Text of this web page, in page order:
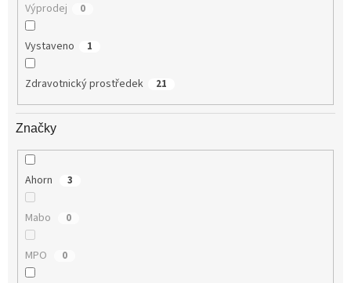
Výprodej 0
Vystaveno 1
Zdravotnický prostředek 21
Značky
Ahorn 3
Mabo 0
MPO 0